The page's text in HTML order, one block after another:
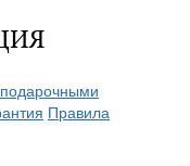
Правила